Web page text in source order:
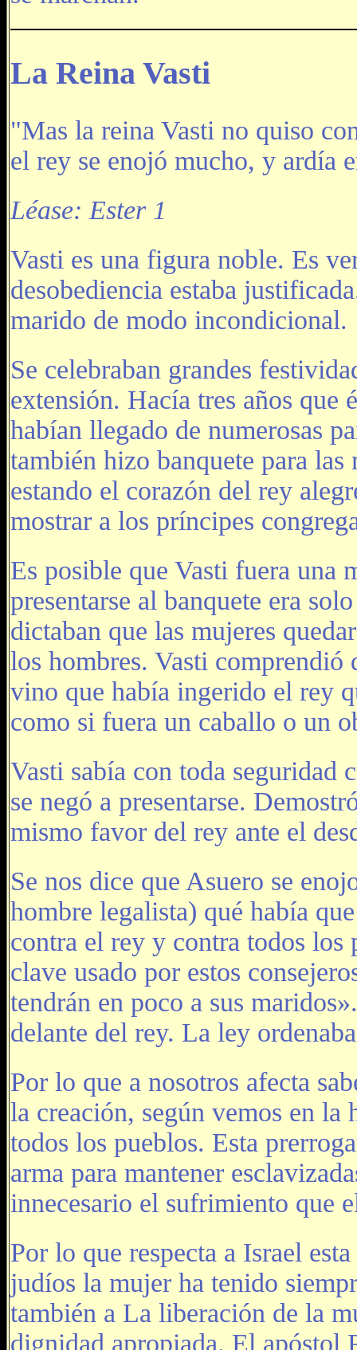
La Reina Vasti
"Mas la reina Vasti no quiso
el rey se enojó mucho, y ardía
Léase: Ester 1
Vasti es una figura noble. Es
desobediencia estaba
marido de modo incondicional.
Se celebraban grandes
extensión. Hacía tres años que
habían llegado de numerosas
también hizo banquete para
estando el corazón del rey
mostrar a los príncipes
Es posible que Vasti fuera una
presentarse al banquete era
dictaban que las mujeres
los hombres. Vasti comprendió
vino que había ingerido el rey
como si fuera un caballo o un
Vasti sabía con toda seguridad
se negó a presentarse.
mismo favor del rey ante el
Se nos dice que Asuero se
hombre legalista) qué había
contra el rey y contra todos los
clave usado por estos
tendrán en poco a sus
delante del rey. La ley
Por lo que a nosotros afecta
la creación, según vemos en la
todos los pueblos. Esta
arma para mantener
innecesario el sufrimiento que
Por lo que respecta a Israel
judíos la mujer ha tenido
también a La liberación de la
dignidad apropiada. El apóstol